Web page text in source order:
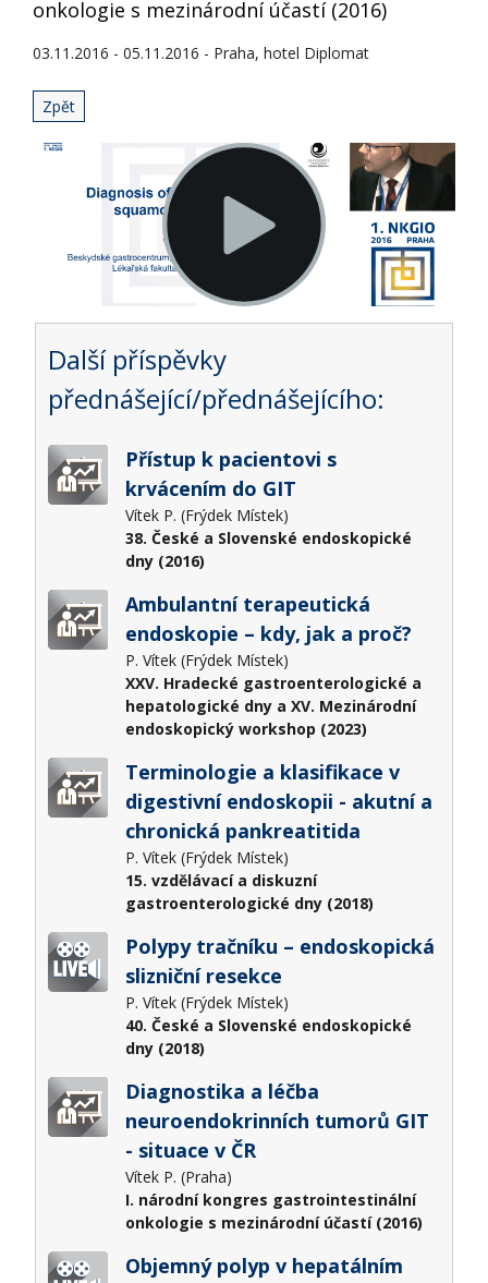
onkologie s mezinárodní účastí (2016)
03.11.2016 - 05.11.2016 - Praha, hotel Diplomat
Zpět
Další příspěvky
přednášející/přednášejícího:
Přístup k pacientovi s
krvácením do GIT
Vítek P. (Frýdek Místek)
38. České a Slovenské endoskopické
dny (2016)
Ambulantní terapeutická
endoskopie – kdy, jak a proč?
P. Vítek (Frýdek Místek)
XXV. Hradecké gastroenterologické a
hepatologické dny a XV. Mezinárodní
endoskopický workshop (2023)
Terminologie a klasifikace v
digestivní endoskopii - akutní a
chronická pankreatitida
P. Vítek (Frýdek Místek)
15. vzdělávací a diskuzní
gastroenterologické dny (2018)
Polypy tračníku – endoskopická
slizniční resekce
P. Vítek (Frýdek Místek)
40. České a Slovenské endoskopické
dny (2018)
Diagnostika a léčba
neuroendokrinních tumorů GIT
- situace v ČR
Vítek P. (Praha)
I. národní kongres gastrointestinální
onkologie s mezinárodní účastí (2016)
Objemný polyp v hepatálním